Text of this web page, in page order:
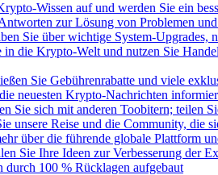
Wissen auf und werden Sie ein
zur Lösung von Problemen
Sie über wichtige System-Upgrades,
die Krypto-Welt und nutzen Sie
Sie Gebührenrabatte und viele
neuesten Krypto-Nachrichten
Sie sich mit anderen Toobitern; teilen
unsere Reise und die Community, die
über die führende globale Plattform
Sie Ihre Ideen zur Verbesserung der
durch 100 % Rücklagen aufgebaut